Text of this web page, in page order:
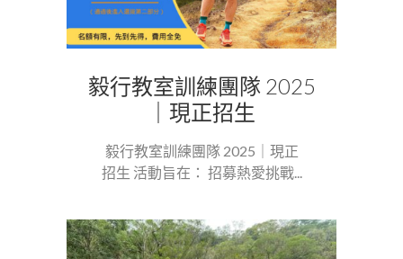
毅行教室訓練團隊 2025
｜現正招生
毅行教室訓練團隊 2025｜現正
招生 活動旨在： 招募熱愛挑戰...